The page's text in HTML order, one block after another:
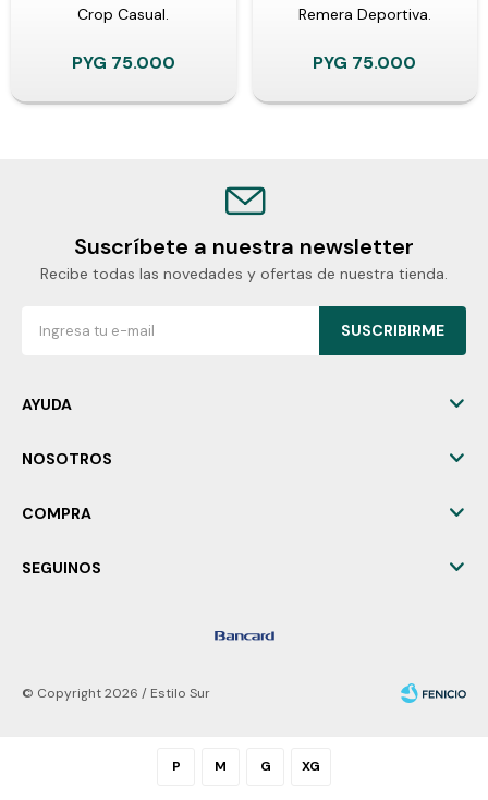
P M G XG
Crop Casual.
PYG 75.000
Remera Deportiva.
PYG 75.000
Suscríbete a nuestra newsletter
Recibe todas las novedades y ofertas de nuestra tienda.
SUSCRIBIRME
AYUDA
NOSOTROS
COMPRA
SEGUINOS
© Copyright 2026 / Estilo Sur